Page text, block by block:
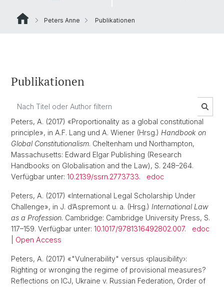
Peters Anne Publikationen
Publikationen
Peters, A. (2017) «Proportionality as a global constitutional
principle», in A.F. Lang und A. Wiener (Hrsg.) Handbook on
Global Constitutionalism. Cheltenham und Northampton,
Massachusetts: Edward Elgar Publishing (Research
Handbooks on Globalisation and the Law), S. 248–264.
Verfügbar unter: 10.2139/ssrn.2773733. edoc
Peters, A. (2017) «International Legal Scholarship Under
Challenge», in J. d’Aspremont u. a. (Hrsg.) International Law
as a Profession. Cambridge: Cambridge University Press, S.
117–159. Verfügbar unter: 10.1017/9781316492802.007. edoc
Open Access
Peters, A. (2017) «"Vulnerability" versus ‹plausibility›:
Righting or wronging the regime of provisional measures?
Reflections on ICJ, Ukraine v. Russian Federation, Order of